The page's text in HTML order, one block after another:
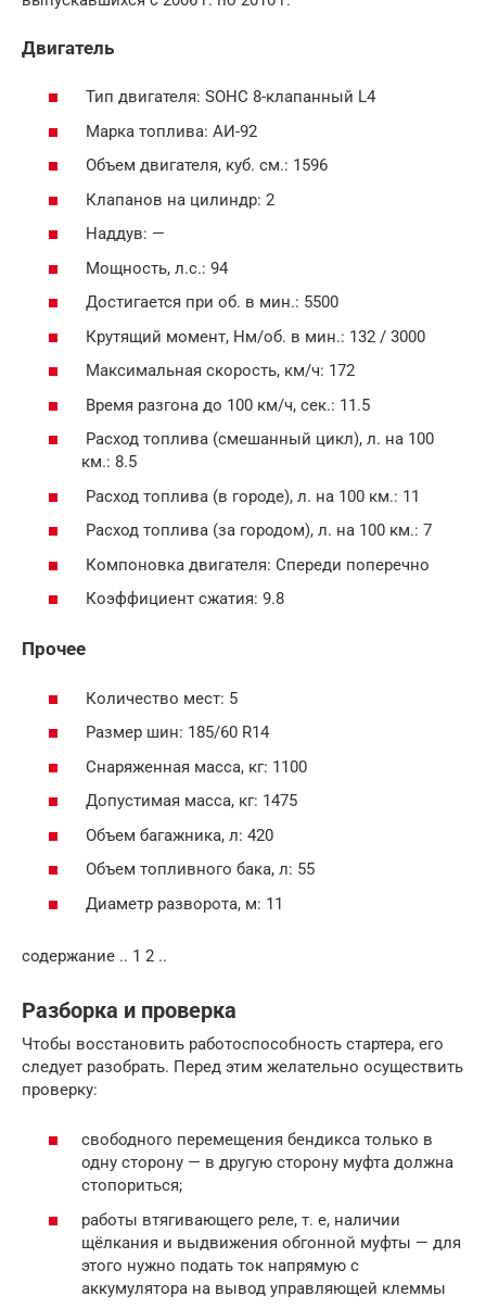
Двигатель
Тип двигателя: SOHC 8-клапанный L4
Марка топлива: АИ-92
Объем двигателя, куб. см.: 1596
Клапанов на цилиндр: 2
Наддув: —
Мощность, л.с.: 94
Достигается при об. в мин.: 5500
Крутящий момент, Нм/об. в мин.: 132 / 3000
Максимальная скорость, км/ч: 172
Время разгона до 100 км/ч, сек.: 11.5
Расход топлива (смешанный цикл), л. на 100
км.: 8.5
Расход топлива (в городе), л. на 100 км.: 11
Расход топлива (за городом), л. на 100 км.: 7
Компоновка двигателя: Спереди поперечно
Коэффициент сжатия: 9.8
Прочее
Количество мест: 5
Размер шин: 185/60 R14
Снаряженная масса, кг: 1100
Допустимая масса, кг: 1475
Объем багажника, л: 420
Объем топливного бака, л: 55
Диаметр разворота, м: 11
содержание .. 1 2 ..
Разборка и проверка
Чтобы восстановить работоспособность стартера, его
следует разобрать. Перед этим желательно осуществить
проверку:
свободного перемещения бендикса только в
одну сторону — в другую сторону муфта должна
стопориться;
работы втягивающего реле, т. е, наличии
щёлкания и выдвижения обгонной муфты — для
этого нужно подать ток напрямую с
аккумулятора на вывод управляющей клеммы